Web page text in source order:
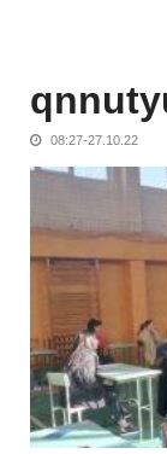
08:27-27.10.22